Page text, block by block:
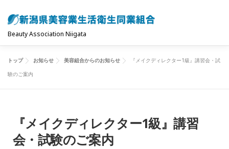
ン
Beauty Association Niigata
トップ 組合について 組合の主な事業
トップ お知らせ 美容組合からのお知らせ
『メイクディレクター1級』講習会・試
験のご案内
『メイクディレクター1級』講習
会・試験のご案内